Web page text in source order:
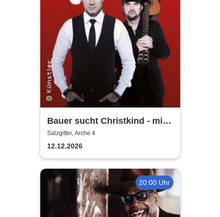
Bauer sucht Christkind - mit
Ralf Bauer & Pat Fritz
Salzgitter, Arche 4
12.12.2026
20:00 Uhr